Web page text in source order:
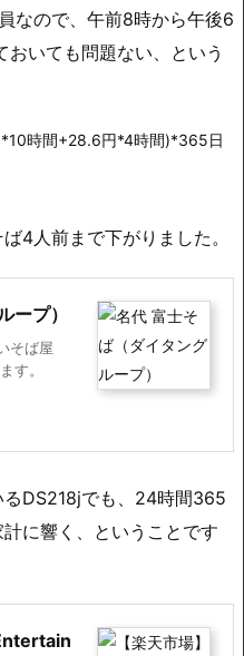
なので、午前8時から午後6
いても問題ない、という
時間+28.6円*4時間)*365日
4人前まで下がりました。
ープ）
そば屋
す。
DS218jでも、24時間365
に響く、ということです